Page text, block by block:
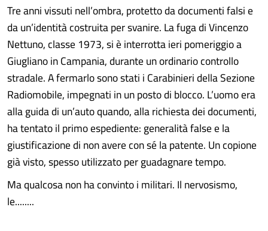
Tre anni vissuti nell’ombra, protetto da documenti falsi e
da un’identità costruita per svanire. La fuga di Vincenzo
Nettuno, classe 1973, si è interrotta ieri pomeriggio a
Giugliano in Campania, durante un ordinario controllo
stradale. A fermarlo sono stati i Carabinieri della Sezione
Radiomobile, impegnati in un posto di blocco. L’uomo era
alla guida di un’auto quando, alla richiesta dei documenti,
ha tentato il primo espediente: generalità false e la
giustificazione di non avere con sé la patente. Un copione
già visto, spesso utilizzato per guadagnare tempo.
Ma qualcosa non ha convinto i militari. Il nervosismo,
le........